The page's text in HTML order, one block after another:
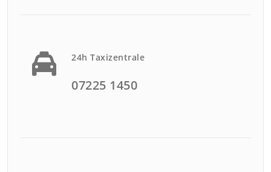
24h Taxizentrale
07225 1450